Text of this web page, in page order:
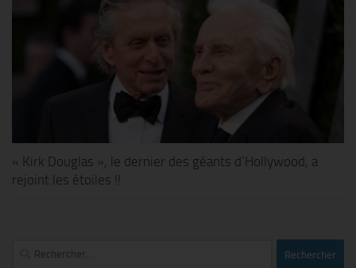
« Kirk Douglas », le dernier des géants d’Hollywood, a
rejoint les étoiles !!
Rechercher :